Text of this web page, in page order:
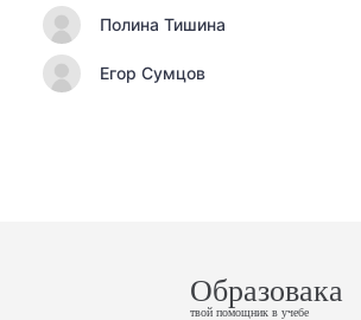
Полина Тишина
Егор Сумцов
Образовака
твой помощник в учебе